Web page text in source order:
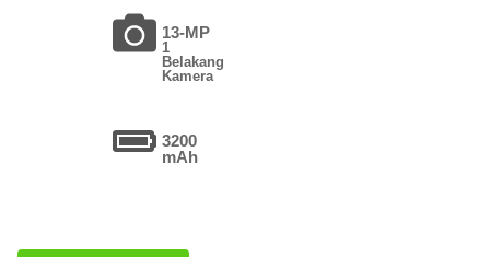
13-MP
1
Belakang
Kamera
3200
mAh